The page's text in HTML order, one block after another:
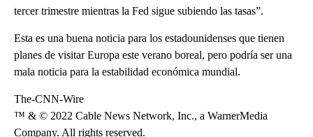
tercer trimestre mientras la Fed sigue subiendo las tasas”.
Esta es una buena noticia para los estadounidenses que tienen
planes de visitar Europa este verano boreal, pero podría ser una
mala noticia para la estabilidad económica mundial.
The-CNN-Wire
™ & © 2022 Cable News Network, Inc., a WarnerMedia
Company. All rights reserved.